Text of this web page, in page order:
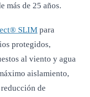
más de 25 años.
SLIM para
protegidos,
al viento y agua
aislamiento,
de